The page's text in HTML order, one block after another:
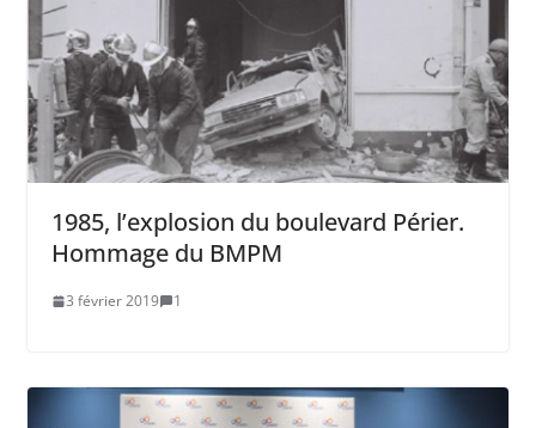
1985, l’explosion du boulevard Périer.
Hommage du BMPM
3 février 2019 1